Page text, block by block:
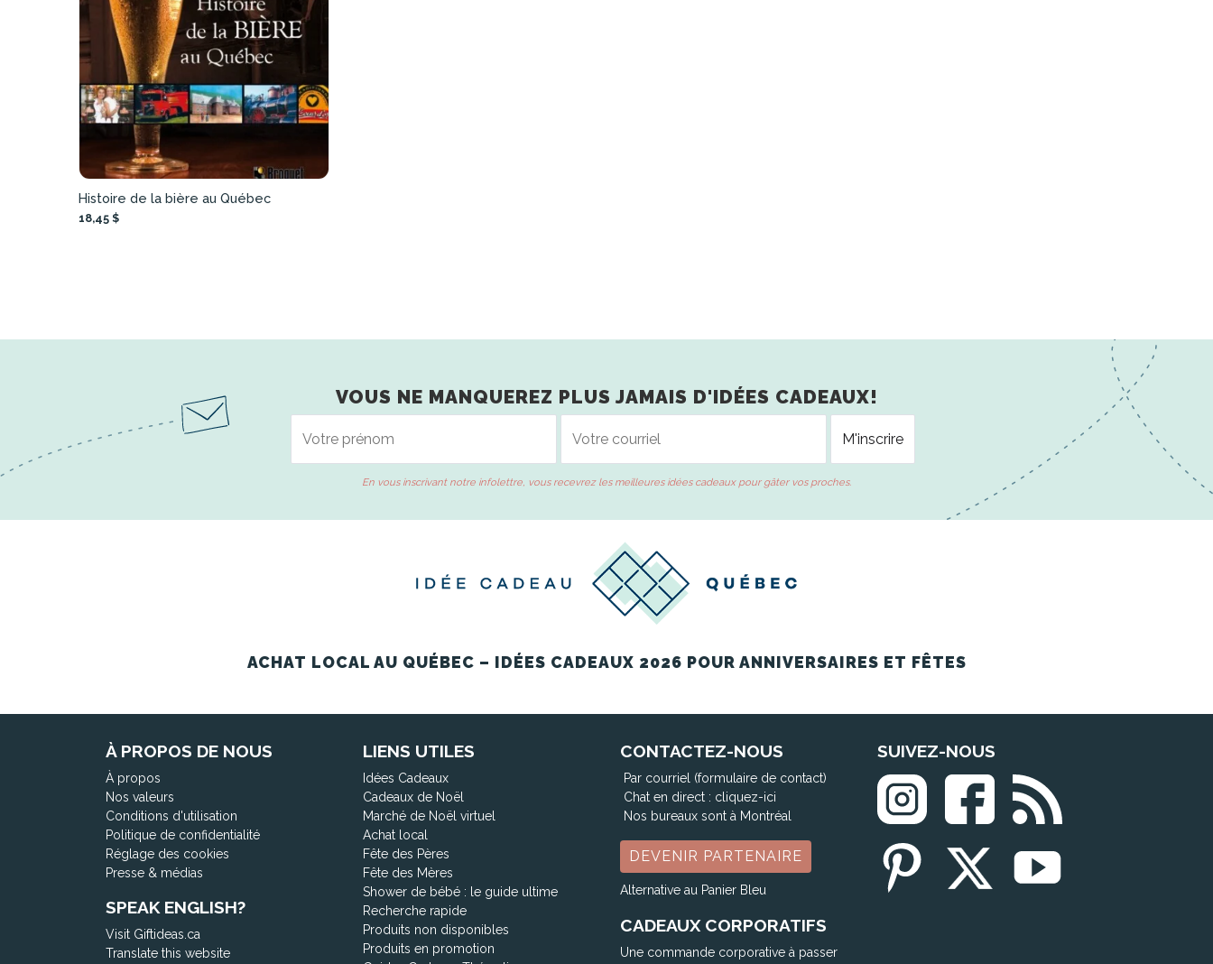
Histoire de la bière au Québec
18,45 $
VOUS NE MANQUEREZ PLUS JAMAIS D'IDÉES CADEAUX!
En vous inscrivant notre infolettre, vous recevrez les meilleures idées cadeaux pour gâter vos proches.
ACHAT LOCAL AU QUÉBEC – IDÉES CADEAUX 2026 POUR ANNIVERSAIRES ET FÊTES
À PROPOS DE NOUS
À propos
Nos valeurs
Conditions d'utilisation
Politique de confidentialité
Réglage des cookies
Presse & médias
SPEAK ENGLISH?
Visit Giftideas.ca
Translate this website
LIENS UTILES
Idées Cadeaux
Cadeaux de Noël
Marché de Noël virtuel
Achat local
Fête des Pères
Fête des Mères
Shower de bébé : le guide ultime
Recherche rapide
Produits non disponibles
Produits en promotion
CONTACTEZ-NOUS
Par courriel (formulaire de contact)
Chat en direct : cliquez-ici
Nos bureaux sont à Montréal
DEVENIR PARTENAIRE
Alternative au Panier Bleu
CADEAUX CORPORATIFS
Une commande corporative à passer
SUIVEZ-NOUS